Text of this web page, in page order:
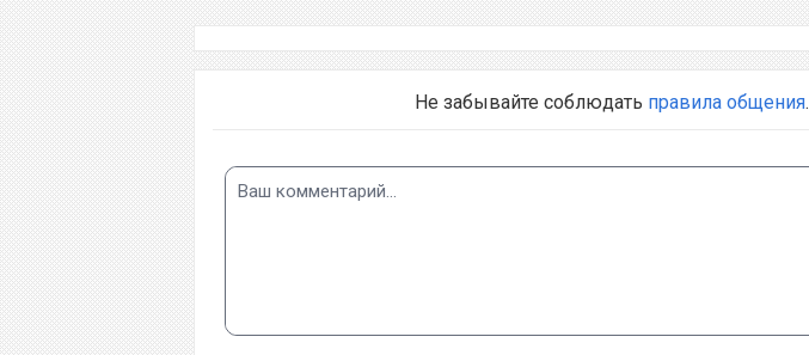
Не забывайте соблюдать правила общения.